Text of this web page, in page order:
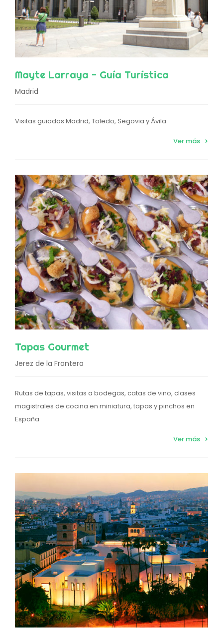
Mayte Larraya - Guía Turística
Madrid
Visitas guiadas Madrid, Toledo, Segovia y Ávila
Ver más
Tapas Gourmet
Jerez de la Frontera
Rutas de tapas, visitas a bodegas, catas de vino, clases
magistrales de cocina en miniatura, tapas y pinchos en
España
Ver más